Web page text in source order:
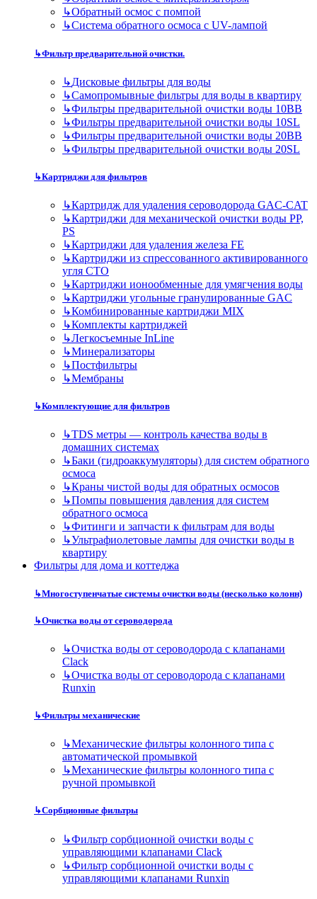
↳Обратный осмос с помпой
↳Система обратного осмоса с UV-лампой
↳Фильтр предварительной очистки.
↳Дисковые фильтры для воды
↳Самопромывные фильтры для воды в квартиру
↳Фильтры предварительной очистки воды 10BB
↳Фильтры предварительной очистки воды 10SL
↳Фильтры предварительной очистки воды 20BB
↳Фильтры предварительной очистки воды 20SL
↳Картриджи для фильтров
↳Картридж для удаления сероводорода GAC-CAT
↳Картриджи для механической очистки воды PP,
PS
↳Картриджи для удаления железа FE
↳Картриджи из спрессованного активированного
угля CTO
↳Картриджи ионообменные для умягчения воды
↳Картриджи угольные гранулированные GAC
↳Комбинированные картриджи MIX
↳Комплекты картриджей
↳Легкосъемные InLine
↳Минерализаторы
↳Постфильтры
↳Мембраны
↳Комплектующие для фильтров
↳TDS метры — контроль качества воды в
домашних системах
↳Баки (гидроаккумуляторы) для систем обратного
осмоса
↳Краны чистой воды для обратных осмосов
↳Помпы повышения давления для систем
обратного осмоса
↳Фитинги и запчасти к фильтрам для воды
↳Ультрафиолетовые лампы для очистки воды в
квартиру
Фильтры для дома и коттеджа
↳Многоступенчатые системы очистки воды (несколько колонн)
↳Очистка воды от сероводорода
↳Очистка воды от сероводорода с клапанами
Clack
↳Очистка воды от сероводорода с клапанами
Runxin
↳Фильтры механические
↳Механические фильтры колонного типа с
автоматической промывкой
↳Механические фильтры колонного типа с
ручной промывкой
↳Сорбционные фильтры
↳Фильтр сорбционной очистки воды с
управляющими клапанами Clack
↳Фильтр сорбционной очистки воды с
управляющими клапанами Runxin